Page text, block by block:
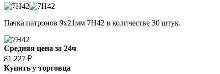
Пачка патронов 9x21мм 7Н42 в количестве 30 штук.
Средняя цена за 24ч
81 227 ₽
Купить у торговца